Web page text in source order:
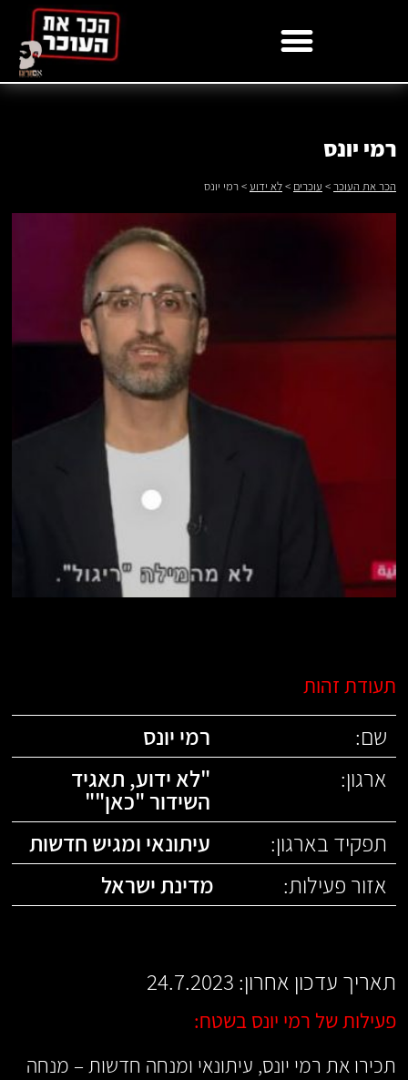
תעודת זהות
שם:
רמי יונס
ארגון:
"לא ידוע, תאגיד
השידור "כאן""
תפקיד בארגון:
עיתונאי ומגיש חדשות
אזור פעילות:
מדינת ישראל
תאריך עדכון אחרון: 24.7.2023
פעילות של רמי יונס בשטח:
תכירו את רמי יונס, עיתונאי ומנחה חדשות – מנחה
רמי יונס
הכר את העוכר> עוכרים >לא ידוע >רמי יונס